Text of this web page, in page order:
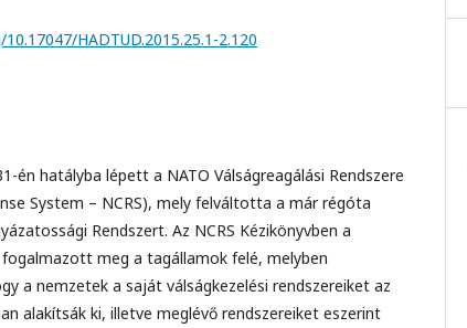
HADTUD.2015.25.1-2.120
én hatályba lépett a NATO Válságreagálási Rendszere
System – NCRS), mely felváltotta a már régóta
Rendszert. Az NCRS Kézikönyvben a
meg a tagállamok felé, melyben
a nemzetek a saját válságkezelési rendszereiket az
alakítsák ki, illetve meglévő rendszereiket eszerint